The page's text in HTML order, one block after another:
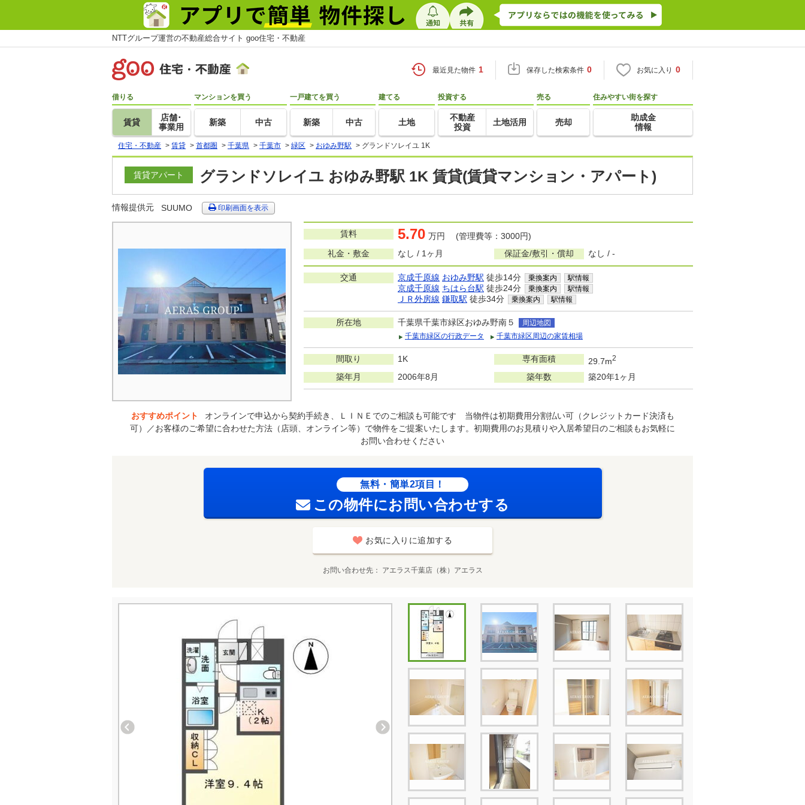
NTTグループ運営の不動産総合サイト goo住宅・不動産
最近見た物件 1 保存した検索条件 0 お気に入り 0
借りる
賃貸
店舗･
事業用
マンションを買う
新築 中古
一戸建てを買う
新築 中古
建てる
土地
投資する
不動産
投資
土地活用
売る
売却
住みやすい街を探す
助成金
情報
住宅・不動産 > 賃貸 > 首都圏 > 千葉県 > 千葉市 > 緑区 > おゆみ野駅 > グランドソレイユ 1K
賃貸アパート グランドソレイユ おゆみ野駅 1K 賃貸(賃貸マンション・アパート)
情報提供元 SUUMO 印刷画面を表示
賃料 5.70 万円 (管理費等：3000円)
礼金・敷金
なし / 1ヶ月 保証金/敷引・償却 なし / -
交通 京成千原線 おゆみ野駅 徒歩14分 乗換案内 駅情報
京成千原線 ちはら台駅 徒歩24分 乗換案内 駅情報
ＪＲ外房線 鎌取駅 徒歩34分 乗換案内 駅情報
所在地 千葉県千葉市緑区おゆみ野南５
周辺地図
千葉市緑区の行政データ
千葉市緑区周辺の家賃相場
間取り 1K 専有面積 29.7m2
築年月 2006年8月 築年数 築20年1ヶ月
おすすめポイント
オンラインで申込から契約手続き、ＬＩＮＥでのご相談も可能です 当物件は初期費用分割払い可（クレジットカード決済も
可）／お客様のご希望に合わせた方法（店頭、オンライン等）で物件をご提案いたします。初期費用のお見積りや入居希望日のご相談もお気軽に
お問い合わせください
無料・簡単2項目！
この物件にお問い合わせする
お気に入りに追加する
お問い合わせ先 アエラス千葉店（株）アエラス